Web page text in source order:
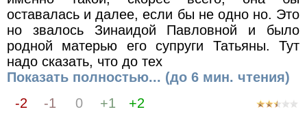
оставалась и далее, если бы не одно но. Это
но звалось Зинаидой Павловной и было
родной матерью его супруги Татьяны. Тут
надо сказать, что до тех
Показать полностью... (до 6 мин. чтения)
-2
-1 0 +1
+2